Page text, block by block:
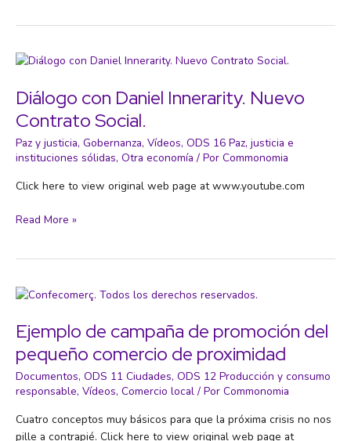
que
te
debes
perder
Diálogo con Daniel Innerarity. Nuevo
Contrato Social.
Paz y justicia, Gobernanza, Vídeos, ODS 16 Paz, justicia e
instituciones sólidas, Otra economía / Por Commonomia
Click here to view original web page at www.youtube.com
Diálogo
Nuevo
Social.
Read More »
Ejemplo de campaña de promoción del
pequeño comercio de proximidad
Documentos, ODS 11 Ciudades, ODS 12 Producción y consumo
responsable, Vídeos, Comercio local / Por Commonomia
Cuatro conceptos muy básicos para que la próxima crisis no nos
pille a contrapié. Click here to view original web page at